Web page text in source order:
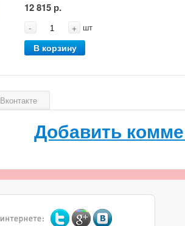
12 815 р.
- + шт
В корзину
Вконтакте
Добавить